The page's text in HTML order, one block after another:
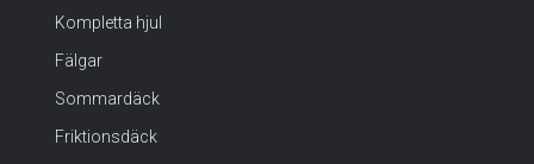
Kompletta hjul
Fälgar
Sommardäck
Friktionsdäck